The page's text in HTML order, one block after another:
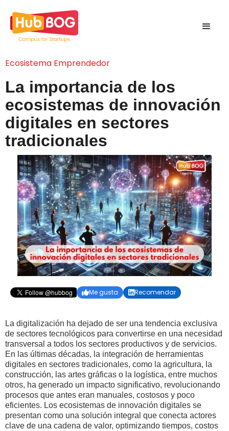
Ecosistema Emprendedor
La importancia de los
ecosistemas de innovación
digitales en sectores
tradicionales
Me gusta Recomendar
La digitalización ha dejado de ser una tendencia exclusiva
de sectores tecnológicos para convertirse en una necesidad
transversal a todos los sectores productivos y de servicios.
En las últimas décadas, la integración de herramientas
digitales en sectores tradicionales, como la agricultura, la
construcción, las artes gráficas o la logística, entre muchos
otros, ha generado un impacto significativo, revolucionando
procesos que antes eran manuales, costosos y poco
eficientes. Los ecosistemas de innovación digitales se
presentan como una solución integral que conecta actores
clave de una cadena de valor, optimizando tiempos, costos